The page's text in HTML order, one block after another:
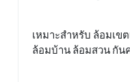
เหมาะสำหรับ ล้อมเ
ล้อมบ้าน ล้อมสวน กัน